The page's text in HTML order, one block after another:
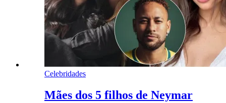
Celebridades
Mães dos 5 filhos de Neymar